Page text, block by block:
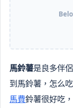
馬鈴薯是良多伴
到馬鈴薯，怎么
馬費鈴薯很好吃